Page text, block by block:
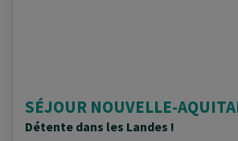
SÉJOUR NOUVELLE-
Détente dans les Landes !